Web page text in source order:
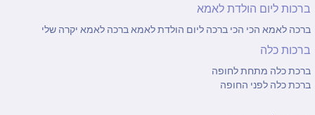
ברכות ליום הולדת לאמא
ברכה לאמא הכי הכי ברכה ליום הולדת לאמאברכה לאמא יקרה שלי
ברכות כלה
ברכת כלה מתחת לחופה
ברכת כלה לפני החופה